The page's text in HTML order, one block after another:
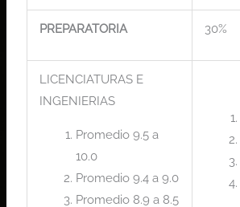
PREPARATORIA 30%
LICENCIATURAS E
INGENIERIAS
Promedio 9.5 a
10.0
Promedio 9.4 a 9.0
Promedio 8.9 a 8.5